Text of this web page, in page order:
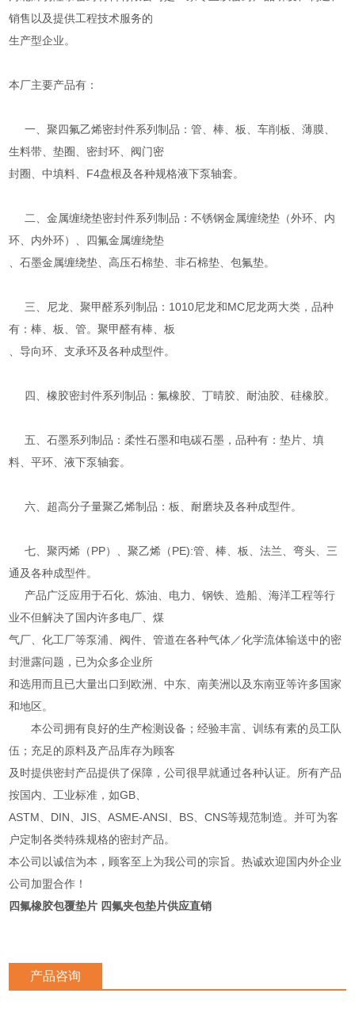
销售以及提供工程技术服务的
生产型企业。
本厂主要产品有：
一、聚四氟乙烯密封件系列制品：管、棒、板、车削板、薄膜、
生料带、垫圈、密封环、阀门密
封圈、中填料、F4盘根及各种规格液下泵轴套。
二、金属缠绕垫密封件系列制品：不锈钢金属缠绕垫（外环、内
环、内外环）、四氟金属缠绕垫
、石墨金属缠绕垫、高压石棉垫、非石棉垫、包氟垫。
三、尼龙、聚甲醛系列制品：1010尼龙和MC尼龙两大类，品种
有：棒、板、管。聚甲醛有棒、板
、导向环、支承环及各种成型件。
四、橡胶密封件系列制品：氟橡胶、丁晴胶、耐油胶、硅橡胶。
五、石墨系列制品：柔性石墨和电碳石墨，品种有：垫片、填
料、平环、液下泵轴套。
六、超高分子量聚乙烯制品：板、耐磨块及各种成型件。
七、聚丙烯（PP）、聚乙烯（PE):管、棒、板、法兰、弯头、三
通及各种成型件。
产品广泛应用于石化、炼油、电力、钢铁、造船、海洋工程等行
业不但解决了国内许多电厂、煤
气厂、化工厂等泵浦、阀件、管道在各种气体／化学流体输送中的密
封泄露问题，已为众多企业所
和选用而且已大量出口到欧洲、中东、南美洲以及东南亚等许多国家
和地区。
本公司拥有良好的生产检测设备；经验丰富、训练有素的员工队
伍；充足的原料及产品库存为顾客
及时提供密封产品提供了保障，公司很早就通过各种认证。所有产品
按国内、工业标准，如GB、
ASTM、DIN、JIS、ASME-ANSI、BS、CNS等规范制造。并可为客
户定制各类特殊规格的密封产品。
本公司以诚信为本，顾客至上为我公司的宗旨。热诚欢迎国内外企业
公司加盟合作！
四氟橡胶包覆垫片 四氟夹包垫片供应直销
产品咨询